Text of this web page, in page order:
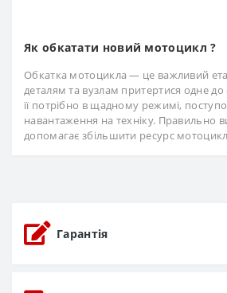
Як обкатати новий мотоцикл ?
Обкатка мотоцикла — це важливий
деталям та вузлам притертися одне
її потрібно в щадному режимі,
навантаження на техніку. Правильно
допомагає збільшити ресурс
Гарантія